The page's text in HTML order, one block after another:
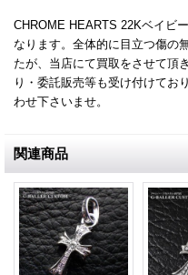
CHROME HEARTS 22Kベイビ
なります。全体的に目立つ傷の
たが、当店にて買取をさせて頂
り・委託販売等も受け付けてお
わせ下さいませ。
関連商品